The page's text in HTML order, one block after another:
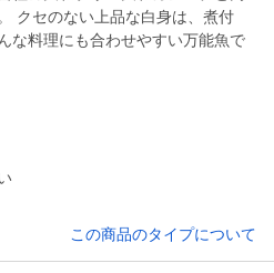
クセのない上品な白身は、煮付
な料理にも合わせやすい万能魚で
この商品のタイプについて